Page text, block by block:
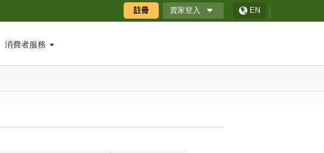
註冊 賣家登入 EN
消費者服務